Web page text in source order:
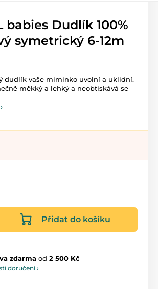
babies Dudlík 100%
symetrický 6-12m
dudlík vaše miminko uvolní a uklidní.
měkký a lehký a neobtiskává se
Přidat do košíku
zdarma od 2 500 Kč
doručení ›